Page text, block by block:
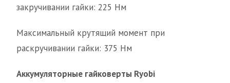
закручивании гайки: 225 Нм
Максимальный крутящий момент при
раскручивании гайки: 375 Нм
Аккумуляторные гайковерты Ryobi